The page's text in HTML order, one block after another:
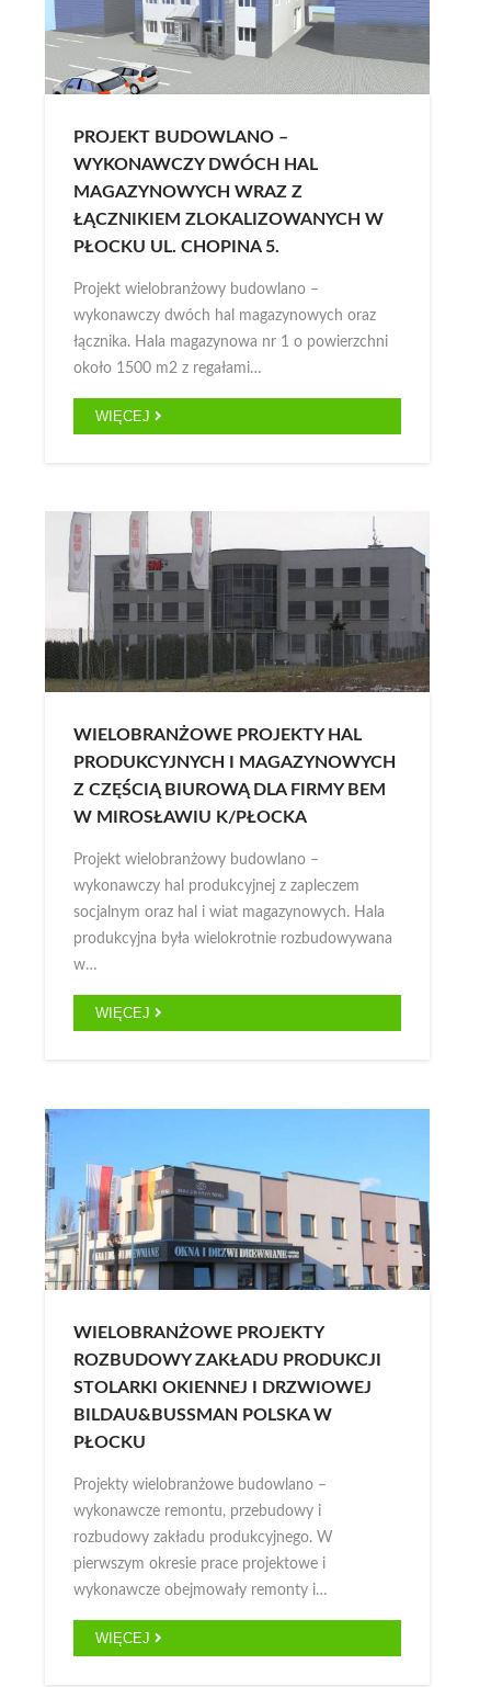
PROJEKT BUDOWLANO –
WYKONAWCZY DWÓCH HAL
MAGAZYNOWYCH WRAZ Z
ŁĄCZNIKIEM ZLOKALIZOWANYCH W
PŁOCKU UL. CHOPINA 5.
Projekt wielobranżowy budowlano –
wykonawczy dwóch hal magazynowych oraz
łącznika. Hala magazynowa nr 1 o powierzchni
około 1500 m2 z regałami…
WIĘCEJ
WIELOBRANŻOWE PROJEKTY HAL
PRODUKCYJNYCH I MAGAZYNOWYCH
Z CZĘŚCIĄ BIUROWĄ DLA FIRMY BEM
W MIROSŁAWIU K/PŁOCKA
Projekt wielobranżowy budowlano –
wykonawczy hal produkcyjnej z zapleczem
socjalnym oraz hal i wiat magazynowych. Hala
produkcyjna była wielokrotnie rozbudowywana
w…
WIĘCEJ
WIELOBRANŻOWE PROJEKTY
ROZBUDOWY ZAKŁADU PRODUKCJI
STOLARKI OKIENNEJ I DRZWIOWEJ
BILDAU&BUSSMAN POLSKA W
PŁOCKU
Projekty wielobranżowe budowlano –
wykonawcze remontu, przebudowy i
rozbudowy zakładu produkcyjnego. W
pierwszym okresie prace projektowe i
wykonawcze obejmowały remonty i…
WIĘCEJ